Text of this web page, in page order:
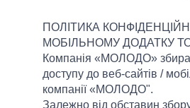
ПОЛІТИКА
МОБІЛЬНОМУ ДОДАТКУ
Компанія «МОЛОДО»
доступу до веб-сайтів /
компанії «МОЛОДО".
Залежно від обставин